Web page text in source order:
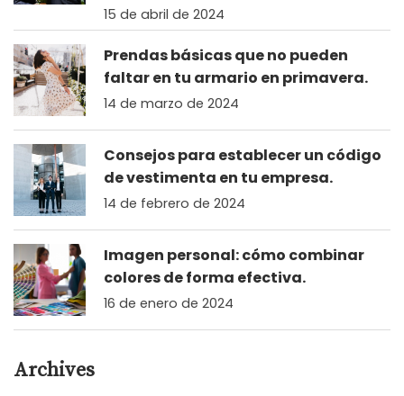
15 de abril de 2024
Prendas básicas que no pueden
faltar en tu armario en primavera.
14 de marzo de 2024
Consejos para establecer un código
de vestimenta en tu empresa.
14 de febrero de 2024
Imagen personal: cómo combinar
colores de forma efectiva.
16 de enero de 2024
Archives